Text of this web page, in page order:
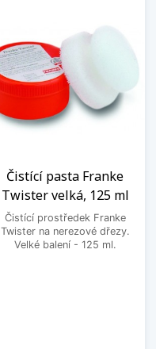
Čistící pasta Franke
Twister velká, 125 ml
Čistící prostředek Franke
Twister na nerezové dřezy.
Velké balení - 125 ml.